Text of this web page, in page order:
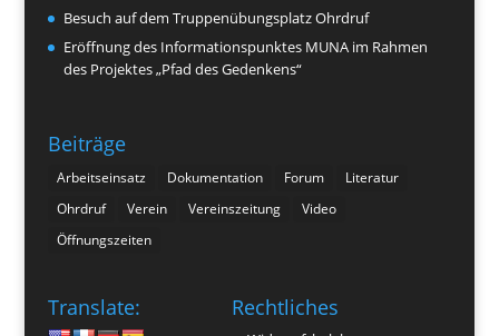
Besuch auf dem Truppenübungsplatz Ohrdruf
Eröffnung des Informationspunktes MUNA im Rahmen
des Projektes „Pfad des Gedenkens“
Beiträge
Arbeitseinsatz Dokumentation Forum
Literatur
Ohrdruf
Verein Vereinszeitung
Video
Öffnungszeiten
Translate: Rechtliches